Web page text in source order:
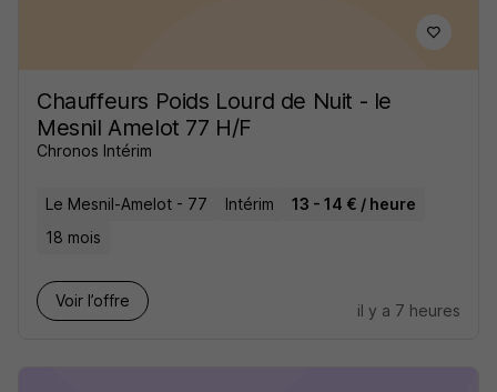
Chauffeurs Poids Lourd de Nuit - le
Mesnil Amelot 77 H/F
Chronos Intérim
Le Mesnil-Amelot - 77 Intérim
13 - 14 € / heure
18 mois
Voir l’offre
il y a 7 heures